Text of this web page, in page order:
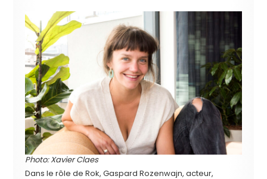
Photo: Xavier Claes
Dans le rôle de Rok, Gaspard Rozenwajn, acteur,